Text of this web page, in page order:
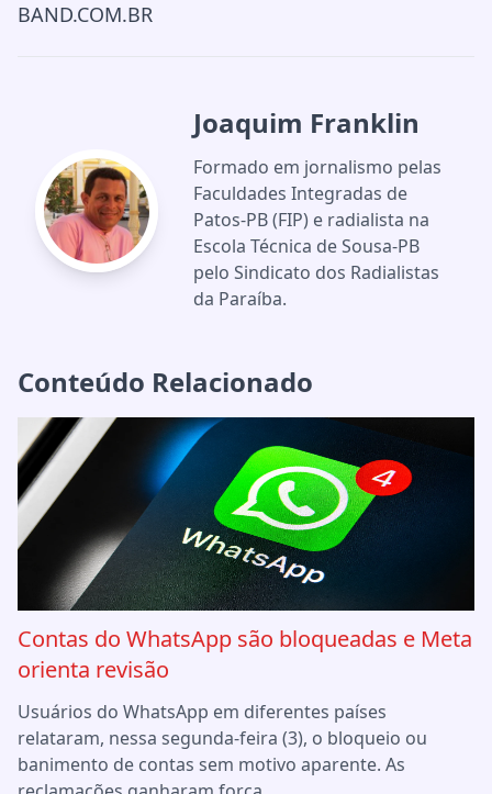
BAND.COM.BR
Joaquim Franklin
Formado em jornalismo pelas
Faculdades Integradas de
Patos-PB (FIP) e radialista na
Escola Técnica de Sousa-PB
pelo Sindicato dos Radialistas
da Paraíba.
Conteúdo Relacionado
Contas do WhatsApp são bloqueadas e Meta
orienta revisão
Usuários do WhatsApp em diferentes países
relataram, nessa segunda-feira (3), o bloqueio ou
banimento de contas sem motivo aparente. As